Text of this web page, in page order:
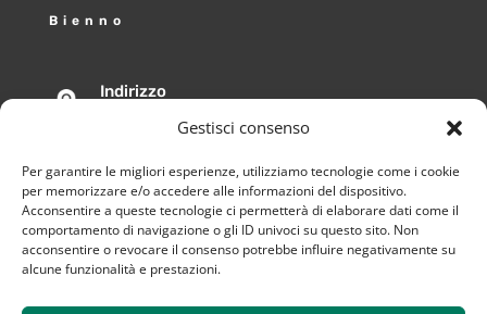
Gestisci consenso
Per garantire le migliori esperienze, utilizziamo tecnologie come i cookie
per memorizzare e/o accedere alle informazioni del dispositivo.
Acconsentire a queste tecnologie ci permetterà di elaborare dati come il
comportamento di navigazione o gli ID univoci su questo sito. Non
acconsentire o revocare il consenso potrebbe influire negativamente su
alcune funzionalità e prestazioni.
Bienno
Indirizzo
Via Mazzini 32, Bienno (BS), 25040 Italia
Email
info@avanzinicostruzioni.it
Pec
avanzinicostruzionisrl@gigapec.it